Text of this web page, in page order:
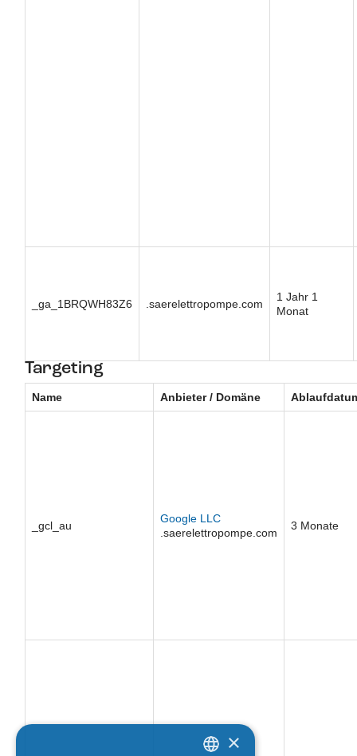
_ga_1BRQWH83Z6 .saerelettropompe.com
1 Jahr 1
Monat
Targeting
Name Anbieter / Domäne
_gcl_au
Google LLC
.saerelettropompe.com
3 Monate
×